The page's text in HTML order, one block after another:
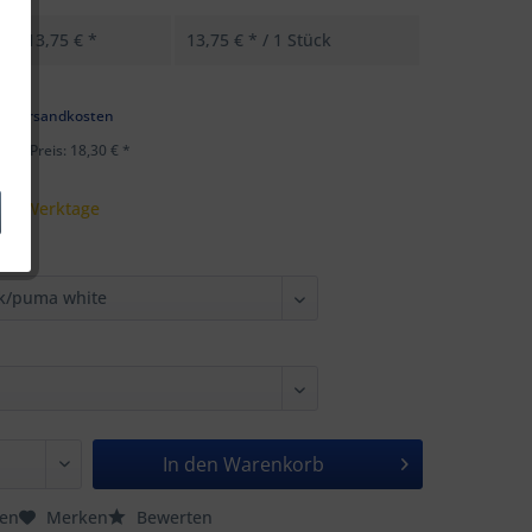
13,75 € * 13,75 € * / 1 Stück
Versandkosten
Preis: 18,30 € *
5 Werktage
In den Warenkorb
Merken Bewerten